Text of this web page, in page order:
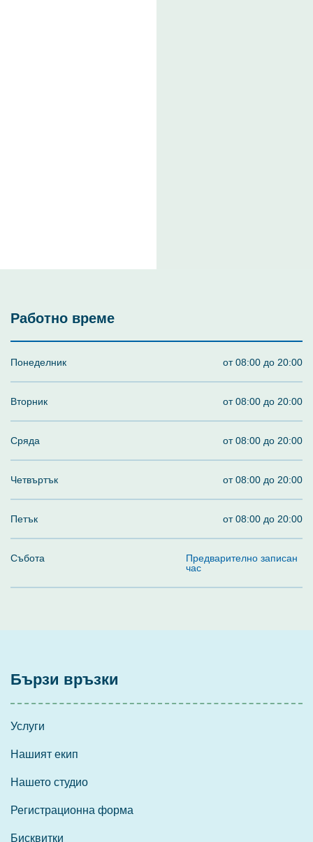
Работно време
Понеделник от 08:00 до 20:00
Вторник от 08:00 до 20:00
Сряда от 08:00 до 20:00
Четвъртък от 08:00 до 20:00
Петък от 08:00 до 20:00
Събота
Предварително записан
час
Бързи връзки
Услуги
Нашият екип
Нашето студио
Регистрационна форма
Бисквитки